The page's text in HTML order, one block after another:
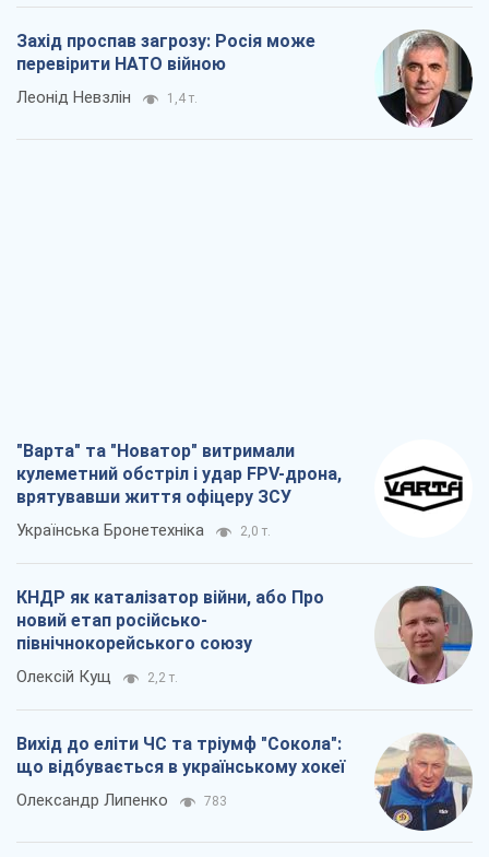
Захід проспав загрозу: Росія може
перевірити НАТО війною
Леонід Невзлін 1,4 т.
"Варта" та "Новатор" витримали
кулеметний обстріл і удар FPV-дрона,
врятувавши життя офіцеру ЗСУ
Українська Бронетехніка 2,0 т.
КНДР як каталізатор війни, або Про
новий етап російсько-
північнокорейського союзу
Олексій Кущ 2,2 т.
Вихід до еліти ЧС та тріумф "Сокола":
що відбувається в українському хокеї
Олександр Липенко 783